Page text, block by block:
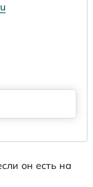
он есть на